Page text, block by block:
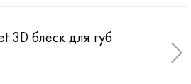
3D блеск для губ